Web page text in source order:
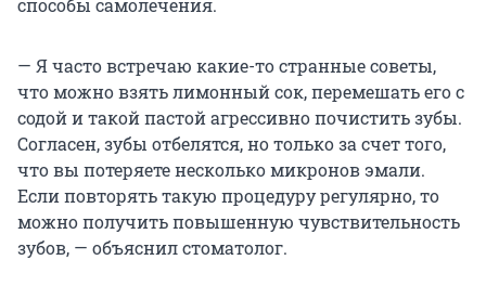
способы самолечения.
— Я часто встречаю какие-то странные советы,
что можно взять лимонный сок, перемешать его с
содой и такой пастой агрессивно почистить зубы.
Согласен, зубы отбелятся, но только за счет того,
что вы потеряете несколько микронов эмали.
Если повторять такую процедуру регулярно, то
можно получить повышенную чувствительность
зубов, — объяснил стоматолог.